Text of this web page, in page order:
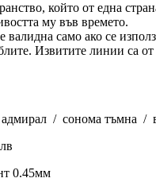
който от една
му във времето.
само ако се
Извитите линии са
адмирал / сонома тъмна /
0.45мм